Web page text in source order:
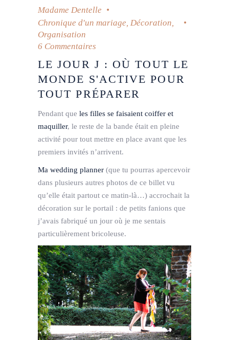
Madame Dentelle
Chronique d'un mariage Décoration
Organisation
6 Commentaires
LE JOUR J : OÙ TOUT LE
MONDE S'ACTIVE POUR
TOUT PRÉPARER
Pendant que les filles se faisaient coiffer et
maquiller, le reste de la bande était en pleine
activité pour tout mettre en place avant que les
premiers invités n’arrivent.
Ma wedding planner (que tu pourras apercevoir
dans plusieurs autres photos de ce billet vu
qu’elle était partout ce matin-là…) accrochait la
décoration sur le portail : de petits fanions que
j’avais fabriqué un jour où je me sentais
particulièrement bricoleuse.